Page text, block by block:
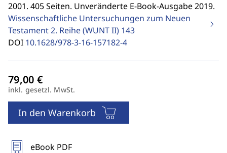
2001. 405 Seiten. Unveränderte E-Book-Ausgabe 2019.
Wissenschaftliche Untersuchungen zum Neuen
Testament 2. Reihe (WUNT II) 143
DOI 10.1628/978-3-16-157182-4
inkl. gesetzl. MwSt.
In den Warenkorb
eBook PDF